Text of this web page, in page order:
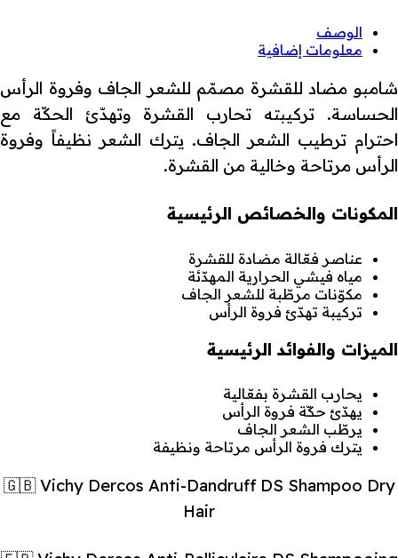
الوصف
معلومات إضافية
شامبو مضاد للقشرة مصمّم للشعر الجاف وفروة الرأس
الحساسة. تركيبته تحارب القشرة وتهدّئ الحكّة مع
احترام ترطيب الشعر الجاف. يترك الشعر نظيفاً وفروة
الرأس مرتاحة وخالية من القشرة.
المكونات والخصائص الرئيسية
عناصر فعّالة مضادة للقشرة
مياه فيشي الحرارية المهدّئة
مكوّنات مرطّبة للشعر الجاف
تركيبة تهدّئ فروة الرأس
الميزات والفوائد الرئيسية
يحارب القشرة بفعّالية
يهدّئ حكّة فروة الرأس
يرطّب الشعر الجاف
يترك فروة الرأس مرتاحة ونظيفة
🇬🇧 Vichy Dercos Anti-Dandruff DS Shampoo Dry
Hair